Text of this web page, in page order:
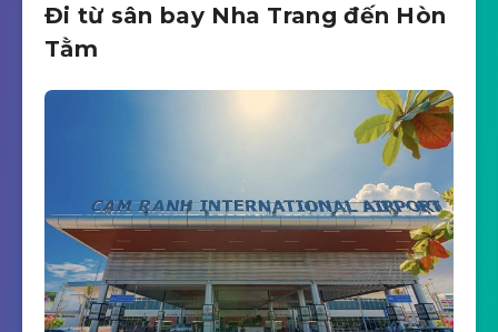
Đi từ sân bay Nha Trang đến Hòn
Tằm